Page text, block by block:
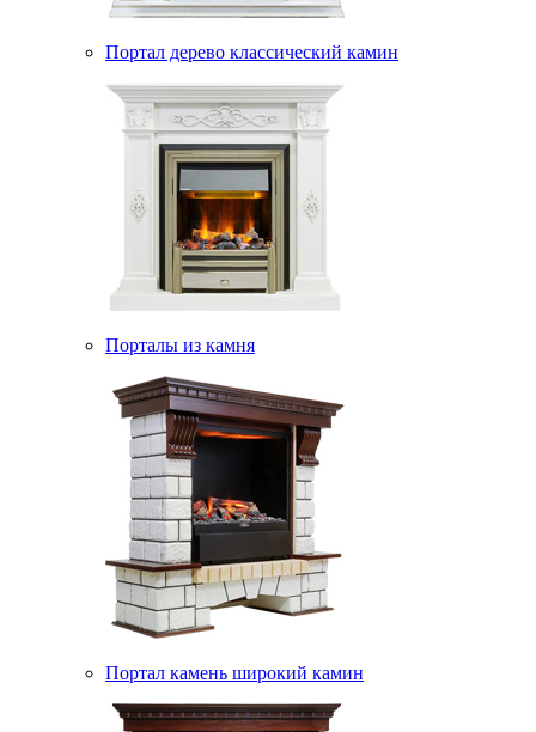
Портал дерево классический камин
Порталы из камня
Портал камень широкий камин